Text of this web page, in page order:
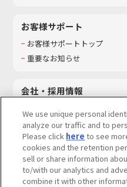
お客様サポート
お客様サポートトップ
重要なお知らせ
会社・採用情報
採用情報
サステナビリティ
お問い合わせ
We use unique personal
analyze our traffic and to
Please click here to see
cookies and the retention
sell or share information
to/with our analytics and
combine it with other